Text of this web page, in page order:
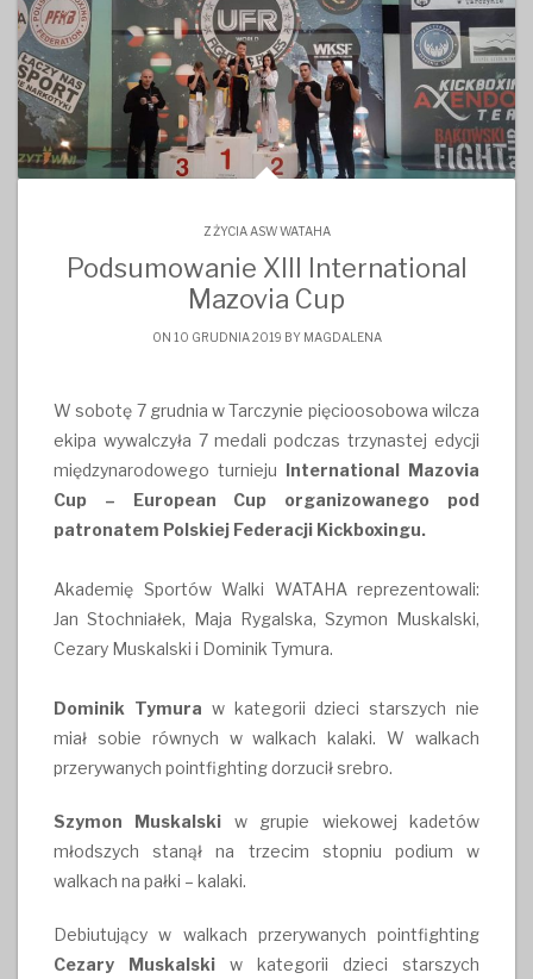
Z ŻYCIA ASW WATAHA
Podsumowanie XIII International
Mazovia Cup
ON 10 GRUDNIA 2019 BY MAGDALENA
W sobotę 7 grudnia w Tarczynie pięcioosobowa wilcza
ekipa wywalczyła 7 medali podczas trzynastej edycji
międzynarodowego turnieju International Mazovia
Cup – European Cup organizowanego pod
patronatem Polskiej Federacji Kickboxingu.
Akademię Sportów Walki WATAHA reprezentowali:
Jan Stochniałek, Maja Rygalska, Szymon Muskalski,
Cezary Muskalski i Dominik Tymura.
Dominik Tymura w kategorii dzieci starszych nie
miał sobie równych w walkach kalaki. W walkach
przerywanych pointfighting dorzucił srebro.
Szymon Muskalski w grupie wiekowej kadetów
młodszych stanął na trzecim stopniu podium w
walkach na pałki – kalaki.
Debiutujący w walkach przerywanych pointfighting
Cezary Muskalski w kategorii dzieci starszych